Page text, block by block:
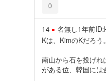
0
14 名無し1年前
Kは、KimのKだろう。
南山から石を投げ
がある位、韓国には